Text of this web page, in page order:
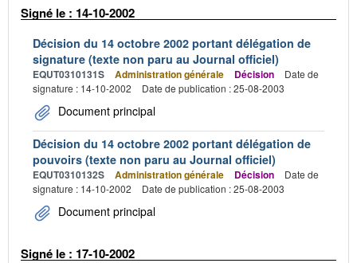
Signé le : 14-10-2002
Décision du 14 octobre 2002 portant délégation de
signature (texte non paru au Journal officiel)
EQUT0310131S Administration générale Décision
Date de
signature : 14-10-2002
Date de publication : 25-08-2003
Document principal
Décision du 14 octobre 2002 portant délégation de
pouvoirs (texte non paru au Journal officiel)
EQUT0310132S Administration générale Décision
Date de
signature : 14-10-2002
Date de publication : 25-08-2003
Document principal
Signé le : 17-10-2002